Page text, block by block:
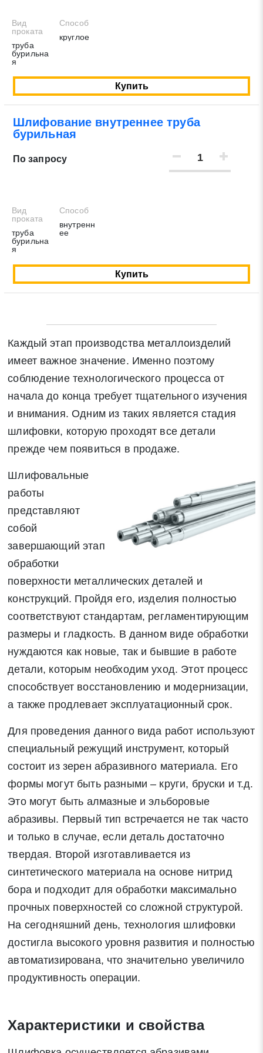
Вид
проката
труба
бурильна
я
Способ
круглое
Купить
Шлифование внутреннее труба
бурильная
По запросу
Вид
проката
труба
бурильна
я
Способ
внутренн
ее
Купить
Каждый этап производства металлоизделий
имеет важное значение. Именно поэтому
соблюдение технологического процесса от
начала до конца требует тщательного изучения
и внимания. Одним из таких является стадия
шлифовки, которую проходят все детали
прежде чем появиться в продаже.
Шлифовальные
работы
представляют
собой
завершающий этап
обработки
поверхности металлических деталей и
конструкций. Пройдя его, изделия полностью
соответствуют стандартам, регламентирующим
размеры и гладкость. В данном виде обработки
нуждаются как новые, так и бывшие в работе
детали, которым необходим уход. Этот процесс
способствует восстановлению и модернизации,
а также продлевает эксплуатационный срок.
Для проведения данного вида работ используют
специальный режущий инструмент, который
состоит из зерен абразивного материала. Его
формы могут быть разными – круги, бруски и т.д.
Это могут быть алмазные и эльборовые
абразивы. Первый тип встречается не так часто
и только в случае, если деталь достаточно
твердая. Второй изготавливается из
синтетического материала на основе нитрид
бора и подходит для обработки максимально
прочных поверхностей со сложной структурой.
На сегодняшний день, технология шлифовки
достигла высокого уровня развития и полностью
автоматизирована, что значительно увеличило
продуктивность операции.
Характеристики и свойства